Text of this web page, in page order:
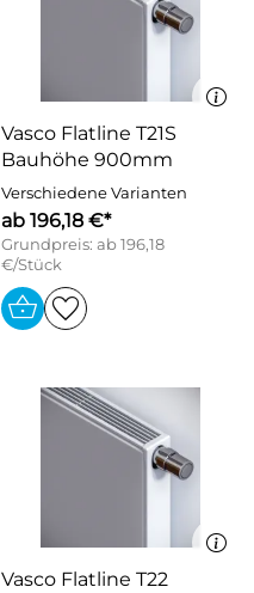
Vasco Flatline T21S
Bauhöhe 900mm
Verschiedene Varianten
ab 196,18 €*
Grundpreis: ab 196,18
€/Stück
Vasco Flatline T22